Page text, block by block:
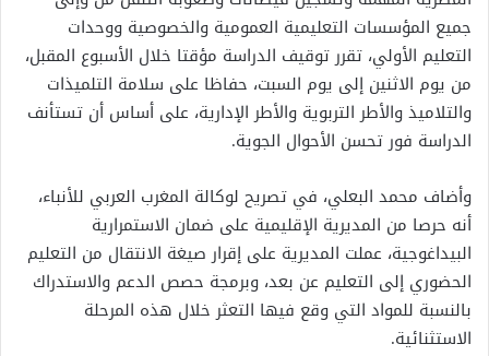
جميع المؤسسات التعليمية العمومية والخصوصية ووحدات
التعليم الأولي، تقرر توقيف الدراسة مؤقتا خلال الأسبوع المقبل،
من يوم الاثنين إلى يوم السبت، حفاظا على سلامة التلميذات
والتلاميذ والأطر التربوية والأطر الإدارية، على أساس أن تستأنف
الدراسة فور تحسن الأحوال الجوية.
وأضاف محمد البعلي، في تصريح لوكالة المغرب العربي للأنباء،
أنه حرصا من المديرية الإقليمية على ضمان الاستمرارية
البيداغوجية، عملت المديرية على إقرار صيغة الانتقال من التعليم
الحضوري إلى التعليم عن بعد، وبرمجة حصص الدعم والاستدراك
بالنسبة للمواد التي وقع فيها التعثر خلال هذه المرحلة
الاستثنائية.